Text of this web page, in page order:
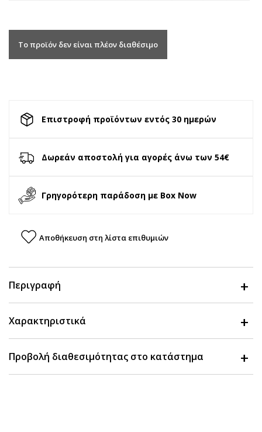
Το προϊόν δεν είναι πλέον διαθέσιμο
Επιστροφή προϊόντων εντός 30 ημερών
Δωρεάν αποστολή για αγορές άνω των 54€
Γρηγορότερη παράδοση με Box Now
Αποθήκευση στη λίστα επιθυμιών
Περιγραφή
Χαρακτηριστικά
Προβολή διαθεσιμότητας στο κατάστημα